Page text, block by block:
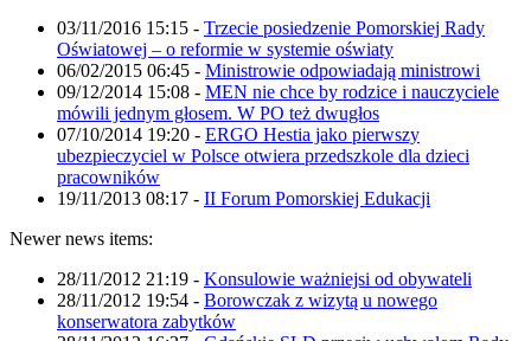
03/11/2016 15:15 - Trzecie posiedzenie Pomorskiej Rady
Oświatowej – o reformie w systemie oświaty
06/02/2015 06:45 - Ministrowie odpowiadają ministrowi
09/12/2014 15:08 - MEN nie chce by rodzice i nauczyciele
mówili jednym głosem. W PO też dwugłos
07/10/2014 19:20 - ERGO Hestia jako pierwszy
ubezpieczyciel w Polsce otwiera przedszkole dla dzieci
pracowników
19/11/2013 08:17 - II Forum Pomorskiej Edukacji
Newer news items:
28/11/2012 21:19 - Konsulowie ważniejsi od obywateli
28/11/2012 19:54 - Borowczak z wizytą u nowego
konserwatora zabytków